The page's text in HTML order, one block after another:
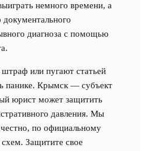
немного времени, а
документального
диагноза с помощью
или пугают статьей
панике. Крымск — субъект
юрист может защитить
давления. Мы
по официальному
Защитите свое